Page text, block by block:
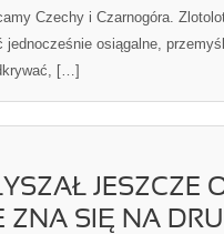
Czechy i Czarnogóra.
osiągalne,
[…]
JESZCZE
ZNA SIĘ NA